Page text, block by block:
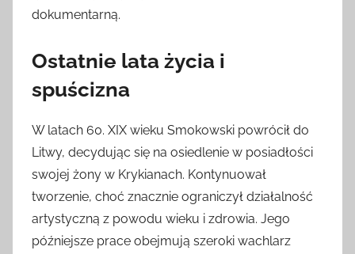
dokumentarną.
Ostatnie lata życia i
spuścizna
W latach 60. XIX wieku Smokowski powrócił do
Litwy, decydując się na osiedlenie w posiadłości
swojej żony w Krykianach. Kontynuował
tworzenie, choć znacznie ograniczył działalność
artystyczną z powodu wieku i zdrowia. Jego
późniejsze prace obejmują szeroki wachlarz